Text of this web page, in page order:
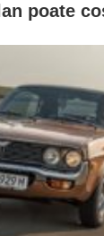
poate